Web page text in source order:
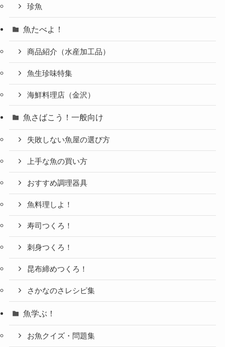
珍魚
魚たべよ！
商品紹介（水産加工品）
魚生珍味特集
海鮮料理店（金沢）
魚さばこう！一般向け
失敗しない魚屋の選び方
上手な魚の買い方
おすすめ調理器具
魚料理しよ！
寿司つくろ！
刺身つくろ！
昆布締めつくろ！
さかなのさレシピ集
魚学ぶ！
お魚クイズ・問題集